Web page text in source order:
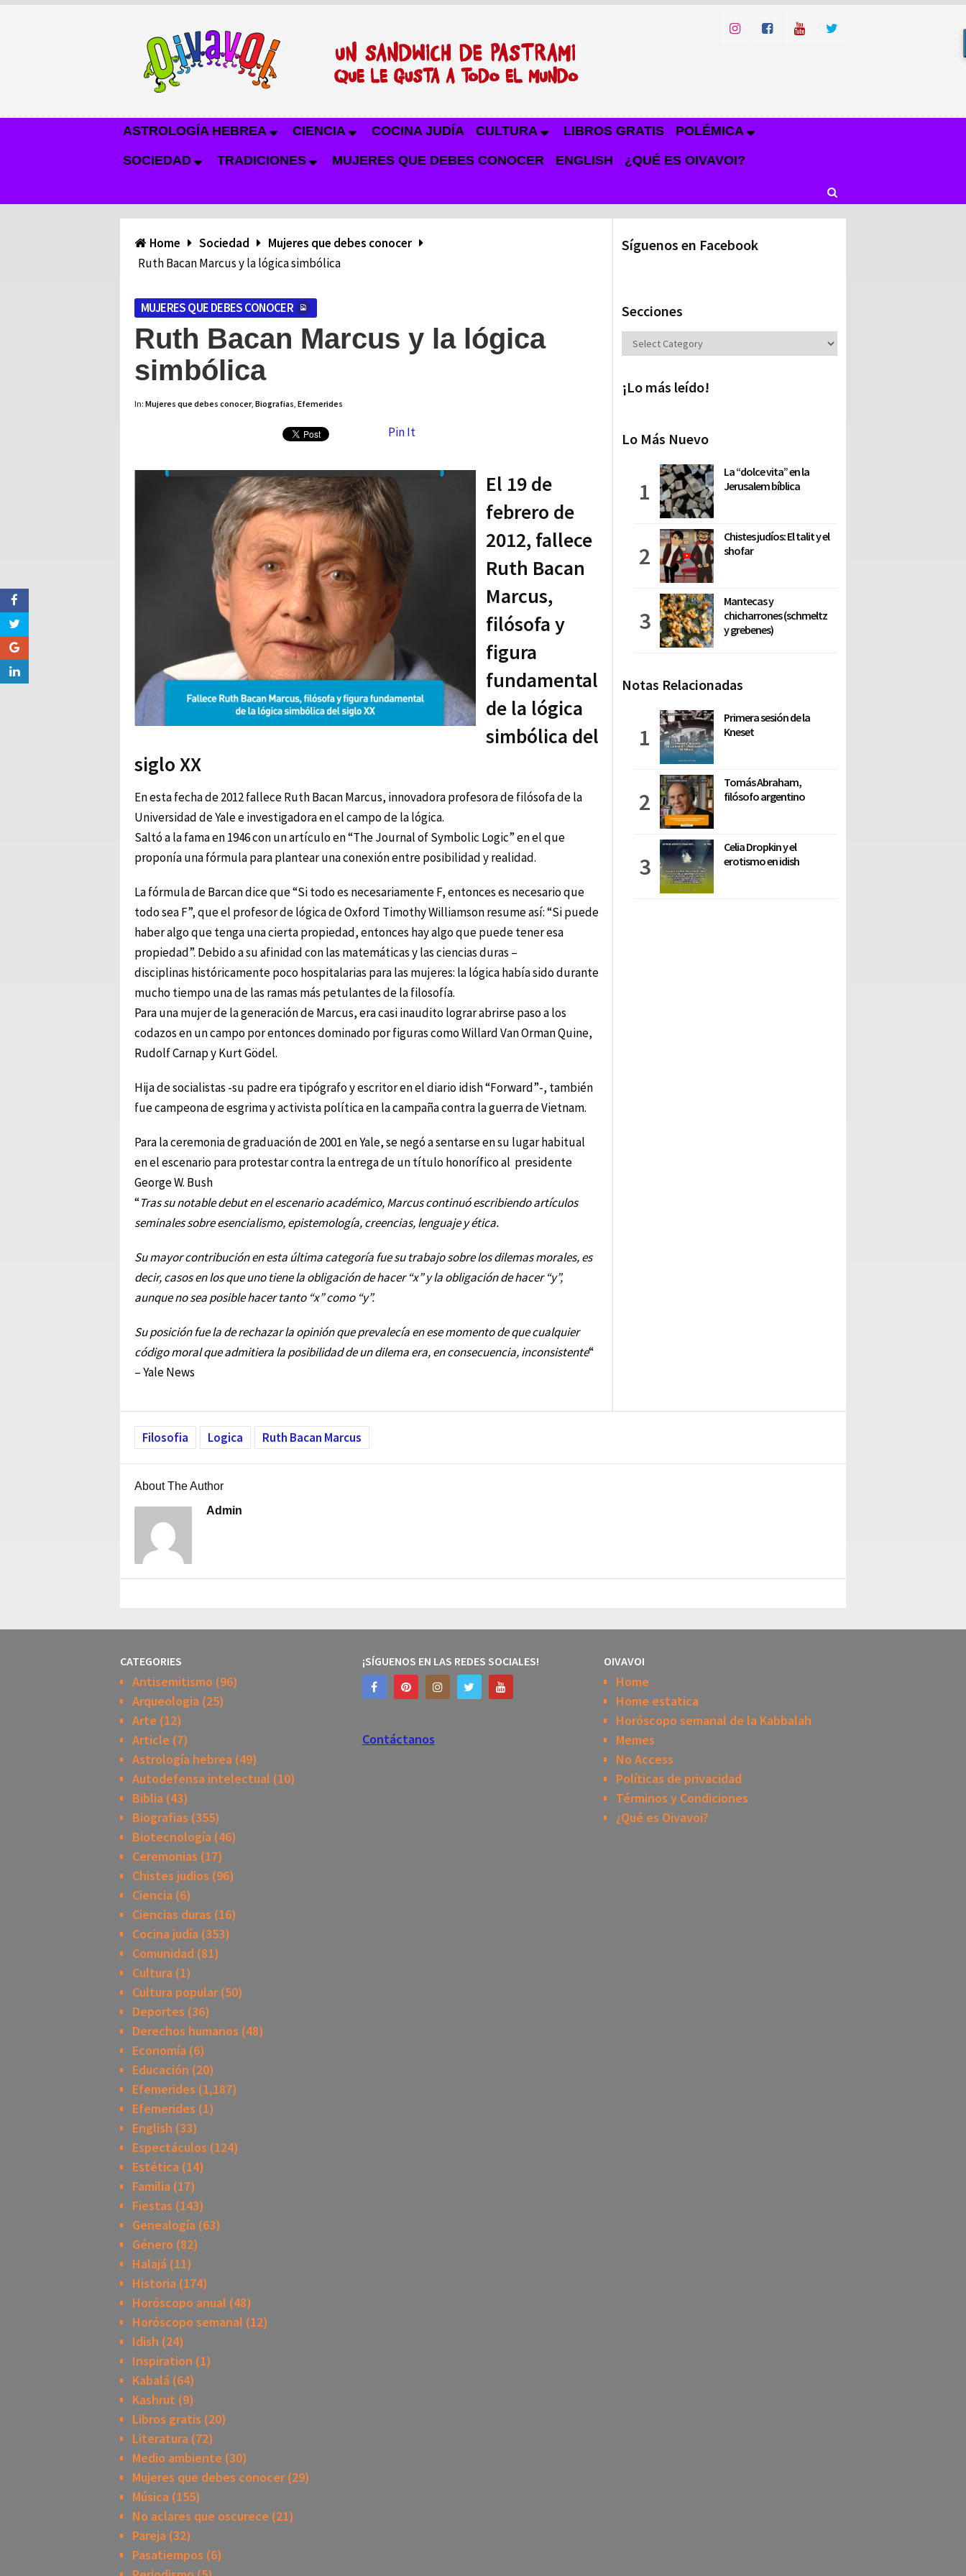
ASTROLOGÍA HEBREA CIENCIA COCINA JUDÍA CULTURA LIBROS GRATIS POLÉMICA
SOCIEDAD TRADICIONES MUJERES QUE DEBES CONOCER ENGLISH ¿QUÉ ES OIVAVOI?
Home Sociedad
Mujeres que debes conocer
Ruth Bacan Marcus y la lógica simbólica
MUJERES QUE DEBES CONOCER
Ruth Bacan Marcus y la lógica
simbólica
In: Mujeres que debes conocer, Biografias, Efemerides
Pin It
El 19 de
febrero de
2012, fallece
Ruth Bacan
Marcus,
filósofa y
figura
fundamental
de la lógica
simbólica del
siglo XX
En esta fecha de 2012 fallece Ruth Bacan Marcus, innovadora profesora de filósofa de la
Universidad de Yale e investigadora en el campo de la lógica.
Saltó a la fama en 1946 con un artículo en “The Journal of Symbolic Logic” en el que
proponía una fórmula para plantear una conexión entre posibilidad y realidad.
La fórmula de Barcan dice que “Si todo es necesariamente F, entonces es necesario que
todo sea F”, que el profesor de lógica de Oxford Timothy Williamson resume así: “Si puede
haber algo que tenga una cierta propiedad, entonces hay algo que puede tener esa
propiedad”. Debido a su afinidad con las matemáticas y las ciencias duras –
disciplinas históricamente poco hospitalarias para las mujeres: la lógica había sido durante
mucho tiempo una de las ramas más petulantes de la filosofía.
Para una mujer de la generación de Marcus, era casi inaudito lograr abrirse paso a los
codazos en un campo por entonces dominado por figuras como Willard Van Orman Quine,
Rudolf Carnap y Kurt Gödel.
Hija de socialistas -su padre era tipógrafo y escritor en el diario idish “Forward”-, también
fue campeona de esgrima y activista política en la campaña contra la guerra de Vietnam.
Para la ceremonia de graduación de 2001 en Yale, se negó a sentarse en su lugar habitual
en el escenario para protestar contra la entrega de un título honorífico al presidente
George W. Bush
“Tras su notable debut en el escenario académico, Marcus continuó escribiendo artículos
seminales sobre esencialismo, epistemología, creencias, lenguaje y ética.
Su mayor contribución en esta última categoría fue su trabajo sobre los dilemas morales, es
decir, casos en los que uno tiene la obligación de hacer “x” y la obligación de hacer “y”,
aunque no sea posible hacer tanto “x” como “y”.
Su posición fue la de rechazar la opinión que prevalecía en ese momento de que cualquier
código moral que admitiera la posibilidad de un dilema era, en consecuencia, inconsistente“
– Yale News
Síguenos en Facebook
Secciones
Secciones
¡Lo más leído!
Lo Más Nuevo
La “dolce vita” en la
Jerusalem bíblica
Chistes judíos: El talit y el
shofar
Mantecas y
chicharrones (schmeltz
y grebenes)
Notas Relacionadas
Primera sesión de la
Kneset
Tomás Abraham,
filósofo argentino
Celia Dropkin y el
erotismo en idish
Filosofia Logica Ruth Bacan Marcus
About The Author
Admin
CATEGORIES
Antisemitismo (96)
Arqueologia (25)
Arte (12)
Article (7)
Astrología hebrea (49)
Autodefensa intelectual (10)
Biblia (43)
Biografias (355)
Biotecnología (46)
Ceremonias (17)
Chistes judios (96)
Ciencia (6)
Ciencias duras (16)
Cocina judía (353)
Comunidad (81)
Cultura (1)
Cultura popular(50)
Deportes (36)
Derechos humanos (48)
Economía (6)
Educación (20)
Efemerides (1,187)
Efemerides (1)
English (33)
Espectáculos (124)
Estética (14)
Familia (17)
Fiestas (143)
Genealogía (63)
Género (82)
Halajá (11)
Historia (174)
Horóscopo anual (48)
Horóscopo semanal (12)
Idish (24)
Inspiration (1)
Kabalá (64)
Kashrut (9)
Libros gratis (20)
Literatura (72)
Medio ambiente (30)
Mujeres que debes conocer(29)
Música (155)
No aclares que oscurece (21)
Pareja (32)
Pasatiempos (6)
¡SÍGUENOS EN LAS REDES SOCIALES!
Contáctanos
OIVAVOI
Home
Home estatica
Horóscopo semanal de la Kabbalah
Memes
No Access
Políticas de privacidad
Términos y Condiciones
¿Qué es Oivavoi?